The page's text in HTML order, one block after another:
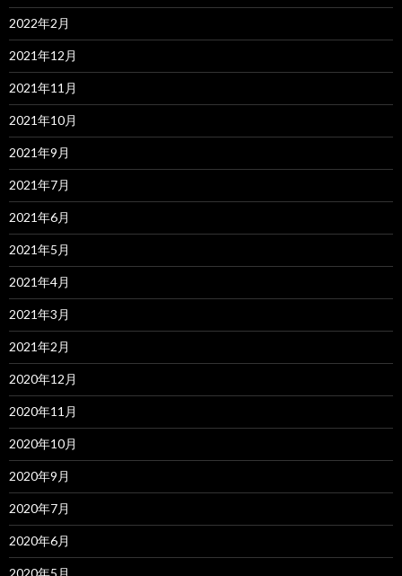
2022年2月
2021年12月
2021年11月
2021年10月
2021年9月
2021年7月
2021年6月
2021年5月
2021年4月
2021年3月
2021年2月
2020年12月
2020年11月
2020年10月
2020年9月
2020年7月
2020年6月
2020年5月